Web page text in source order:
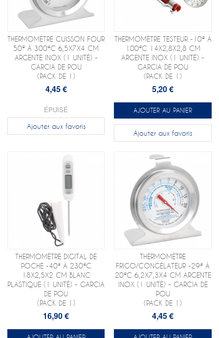
THERMOMÈTRE CUISSON FOUR
50º À 300ºC 6,5X7X4 CM
ARGENTE INOX (1 UNITÉ) -
GARCIA DE POU
(PACK DE 1)
4,45 €
ÉPUISÉ
Ajouter aux favoris
THERMOMÈTRE TESTEUR -10º À
100ºC 14X2,8X2,8 CM
ARGENTE INOX (1 UNITÉ) -
GARCIA DE POU
(PACK DE 1)
5,20 €
AJOUTER AU PANIER
Ajouter aux favoris
THERMOMÈTRE DIGITAL DE
POCHE -40º À 230ºC
18X2,5X2 CM BLANC
PLASTIQUE (1 UNITÉ) - GARCIA
DE POU
(PACK DE 1)
16,90 €
THERMOMÈTRE
FRIGO/CONGÉLATEUR -29º À
20ºC 6,2X7,3X4 CM ARGENTE
INOX (1 UNITÉ) - GARCIA DE
POU
(PACK DE 1)
4,45 €